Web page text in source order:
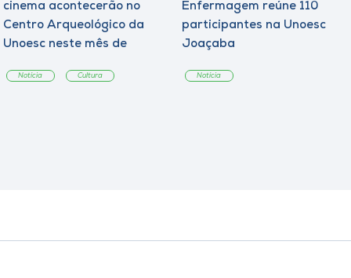
cinema acontecerão no
Centro Arqueológico da
Unoesc neste mês de
Notícia Cultura
Enfermagem reúne 110
participantes na Unoesc
Joaçaba
Notícia